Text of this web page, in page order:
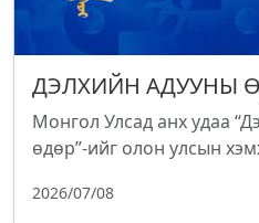
ДЭЛХИЙН АДУУНЫ
Монгол Улсад анх удаа
өдөр”-ийг олон улсын
2026/07/08